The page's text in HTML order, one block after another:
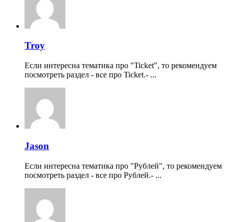
Troy
Если интересна тематика про "Ticket", то рекомендуем
посмотреть раздел - все про Ticket.- ...
Jason
Если интересна тематика про "Рублей", то рекомендуем
посмотреть раздел - все про Рублей.- ...